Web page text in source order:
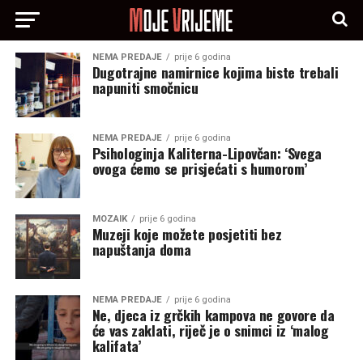
NEMA PREDAJE prije 6 godina
Dugotrajne namirnice kojima biste trebali
napuniti smočnicu
NEMA PREDAJE prije 6 godina
Psihologinja Kaliterna-Lipovčan: ‘Svega
ovoga ćemo se prisjećati s humorom’
MOZAIK prije 6 godina
Muzeji koje možete posjetiti bez
napuštanja doma
NEMA PREDAJE prije 6 godina
Ne, djeca iz grčkih kampova ne govore da
će vas zaklati, riječ je o snimci iz ‘malog
kalifata’